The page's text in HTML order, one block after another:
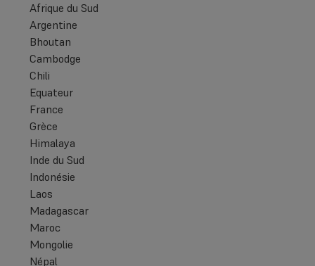
Afrique du Sud
Argentine
Bhoutan
Cambodge
Chili
Equateur
France
Grèce
Himalaya
Inde du Sud
Indonésie
Laos
Madagascar
Maroc
Mongolie
Népal